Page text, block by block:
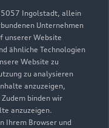
Ingolstadt, allein
Unternehmen
unserer Website
ähnliche Technologien
Website zu
zu analysieren
anzuzeigen,
binden wir
anzuzeigen.
Ihrem Browser und
08:00
06:30